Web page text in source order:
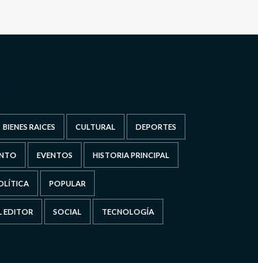
BIENES RAICES CULTURAL DEPORTES
EVENTOS HISTORIA PRINCIPAL
POPULAR
EDITOR SOCIAL TECNOLOGÍA